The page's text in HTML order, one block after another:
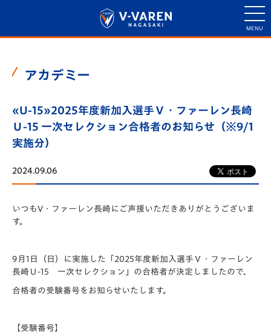
アカデミー
«U-15»2025年度新加入選手Ｖ・ファーレン長崎
Ｕ-15 一次セレクション合格者のお知らせ（※9/1
実施分）
2024.09.06
いつもV・ファーレン長崎にご声援いただきありがとうございま
す。
9月1日（日）に実施した「2025年度新加入選手Ｖ・ファーレン
長崎Ｕ-15 一次セレクション」の合格者が決定しましたので、
合格者の受験番号をお知らせいたします。
【受験番号】